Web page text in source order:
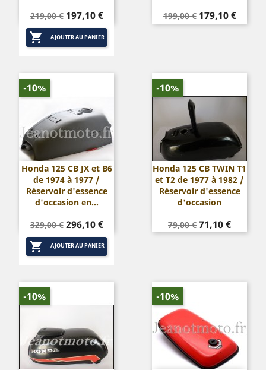
Prix
de
base
219,00 € Prix
197,10 €
 AJOUTER AU PANIER
Prix
de
199,00 € Prix
179,10 €
Honda 125 CB JX et B6
de 1974 à 1977 /
Réservoir d'essence
d'occasion en...
Prix
de
base
329,00 € Prix
296,10 €
 AJOUTER AU PANIER
-10%
Honda 125 CB TWIN T1
et T2 de 1977 à 1982 /
Réservoir d'essence
d'occasion
Prix
de
79,00 € Prix
71,10 €
-10%
-10% -10%